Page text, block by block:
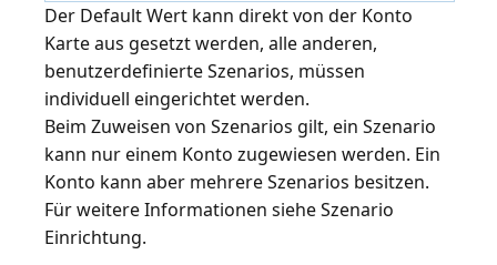
Der Default Wert kann direkt von der Konto
Karte aus gesetzt werden, alle anderen,
benutzerdefinierte Szenarios, müssen
individuell eingerichtet werden.
Beim Zuweisen von Szenarios gilt, ein Szenario
kann nur einem Konto zugewiesen werden. Ein
Konto kann aber mehrere Szenarios besitzen.
Für weitere Informationen sieheSzenario
Einrichtung.